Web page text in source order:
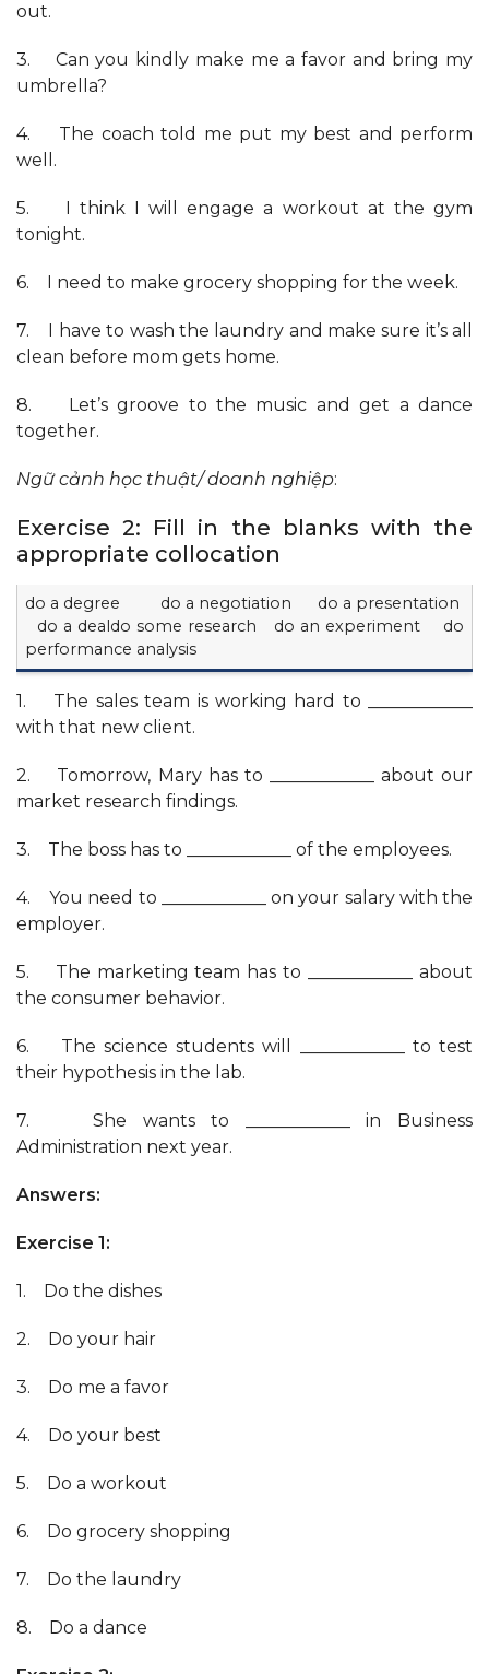
out.
3. Can you kindly make me a favor and bring my
umbrella?
4. The coach told me put my best and perform
well.
5. I think I will engage a workout at the gym
tonight.
6. I need to make grocery shopping for the week.
7. I have to wash the laundry and make sure it’s all
clean before mom gets home.
8. Let’s groove to the music and get a dance
together.
Ngữ cảnh học thuật/ doanh nghiệp:
Exercise 2: Fill in the blanks with the
appropriate collocation
do a degree do a negotiation do a presentation
do a dealdo some research do an experiment do
performance analysis
1. The sales team is working hard to ____________
with that new client.
2. Tomorrow, Mary has to ____________ about our
market research findings.
3. The boss has to ____________ of the employees.
4. You need to ____________ on your salary with the
employer.
5. The marketing team has to ____________ about
the consumer behavior.
6. The science students will ____________ to test
their hypothesis in the lab.
7. She wants to ____________ in Business
Administration next year.
Answers:
Exercise 1:
1. Do the dishes
2. Do your hair
3. Do me a favor
4. Do your best
5. Do a workout
6. Do grocery shopping
7. Do the laundry
8. Do a dance